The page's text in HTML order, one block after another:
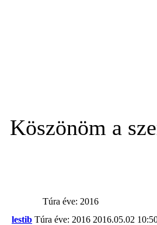
Köszönöm a
Túra éve: 2016
lestib Túra éve: 2016 2016.05.02